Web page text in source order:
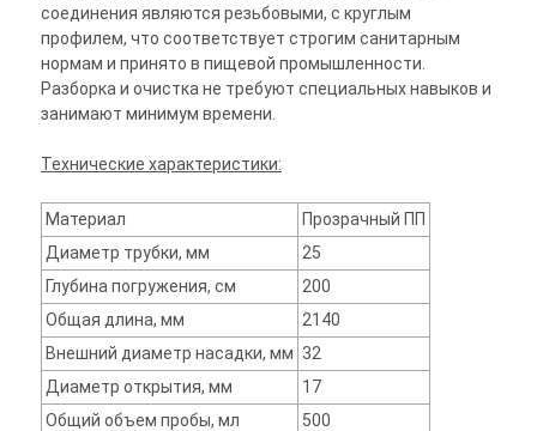
соединения являются резьбовыми, с круглым
профилем, что соответствует строгим санитарным
нормам и принято в пищевой промышленности.
Разборка и очистка не требуют специальных навыков и
занимают минимум времени.
Технические характеристики:
Материал
Прозрачный ПП
Диаметр трубки, мм
25
Глубина погружения, см
200
Общая длина, мм
2140
Внешний диаметр насадки, мм 32
Диаметр открытия, мм
17
Общий объем пробы, мл
500